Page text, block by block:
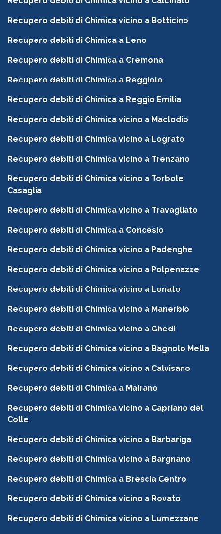
Recupero debiti di Chimica vicino a Botticino
Recupero debiti di Chimica a Leno
Recupero debiti di Chimica a Cremona
Recupero debiti di Chimica a Reggiolo
Recupero debiti di Chimica a Reggio Emilia
Recupero debiti di Chimica vicino a Maclodio
Recupero debiti di Chimica vicino a Lograto
Recupero debiti di Chimica vicino a Trenzano
Recupero debiti di Chimica vicino a Torbole
Casaglia
Recupero debiti di Chimica vicino a Travagliato
Recupero debiti di Chimica a Concesio
Recupero debiti di Chimica vicino a Padenghe
Recupero debiti di Chimica vicino a Polpenazze
Recupero debiti di Chimica vicino a Lonato
Recupero debiti di Chimica vicino a Manerbio
Recupero debiti di Chimica vicino a Ghedi
Recupero debiti di Chimica vicino a Bagnolo Mella
Recupero debiti di Chimica vicino a Calvisano
Recupero debiti di Chimica a Mairano
Recupero debiti di Chimica vicino a Capriano del
Colle
Recupero debiti di Chimica vicino a Barbariga
Recupero debiti di Chimica vicino a Bargnano
Recupero debiti di Chimica a Brescia Centro
Recupero debiti di Chimica vicino a Rovato
Recupero debiti di Chimica vicino a Lumezzane